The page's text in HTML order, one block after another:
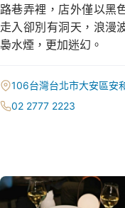
路巷弄裡，店外僅以黑
走入卻別有洞天，浪漫
裊水煙，更加迷幻。
106台灣台北市大安區安
02 2777 2223